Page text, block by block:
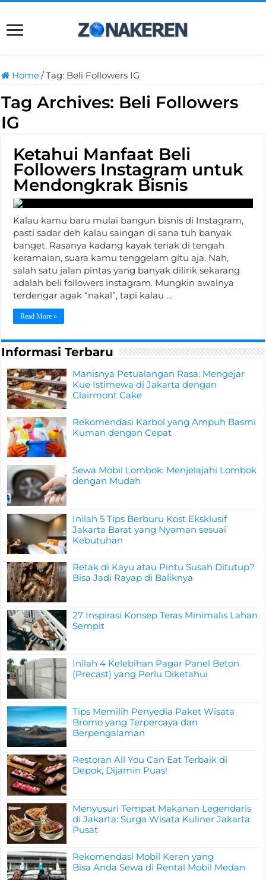
Home/Tag: Beli Followers IG
Tag Archives: Beli Followers
IG
Ketahui Manfaat Beli
Followers Instagram untuk
Mendongkrak Bisnis
Kalau kamu baru mulai bangun bisnis di Instagram,
pasti sadar deh kalau saingan di sana tuh banyak
banget. Rasanya kadang kayak teriak di tengah
keramaian, suara kamu tenggelam gitu aja. Nah,
salah satu jalan pintas yang banyak dilirik sekarang
adalah beli followers instagram. Mungkin awalnya
terdengar agak “nakal”, tapi kalau …
Read More »
Informasi Terbaru
Manisnya Petualangan Rasa: Mengejar
Kue Istimewa di Jakarta dengan
Clairmont Cake
Rekomendasi Karbol yang Ampuh Basmi
Kuman dengan Cepat
Sewa Mobil Lombok: Menjelajahi Lombok
dengan Mudah
Inilah 5 Tips Berburu Kost Eksklusif
Jakarta Barat yang Nyaman sesuai
Kebutuhan
Retak di Kayu atau Pintu Susah Ditutup?
Bisa Jadi Rayap di Baliknya
27 Inspirasi Konsep Teras Minimalis Lahan
Sempit
Inilah 4 Kelebihan Pagar Panel Beton
(Precast) yang Perlu Diketahui
Tips Memilih Penyedia Paket Wisata
Bromo yang Terpercaya dan
Berpengalaman
Restoran All You Can Eat Terbaik di
Depok, Dijamin Puas!
Menyusuri Tempat Makanan Legendaris
di Jakarta: Surga Wisata Kuliner Jakarta
Pusat
Rekomendasi Mobil Keren yang
Bisa Anda Sewa di Rental Mobil Medan